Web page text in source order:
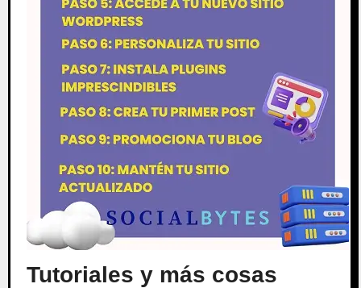
Tutoriales y más cosas